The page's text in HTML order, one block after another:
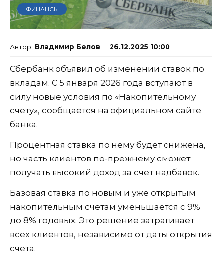
ФИНАНСЫ
Владимир Белов 26.12.2025 10:00
Сбербанк объявил об изменении ставок по
вкладам. С 5 января 2026 года вступают в
силу новые условия по «Накопительному
счету», сообщается на официальном сайте
банка.
Процентная ставка по нему будет снижена,
но часть клиентов по-прежнему сможет
получать высокий доход за счет надбавок.
Базовая ставка по новым и уже открытым
накопительным счетам уменьшается с 9%
до 8% годовых. Это решение затрагивает
всех клиентов, независимо от даты открытия
счета.